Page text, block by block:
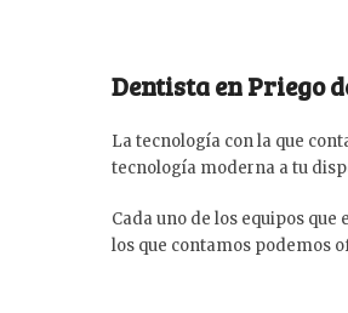
Dentista en Priego
La tecnología con la que
tecnología moderna a tu
Cada uno de los equipos
los que contamos podemos